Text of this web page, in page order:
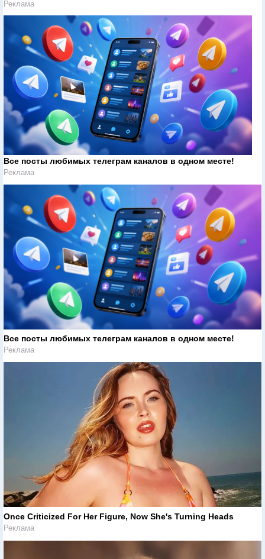
Реклама
Все посты любимых телеграм каналов в одном месте!
Реклама
Все посты любимых телеграм каналов в одном месте!
Реклама
Once Criticized For Her Figure, Now She's Turning Heads
Реклама